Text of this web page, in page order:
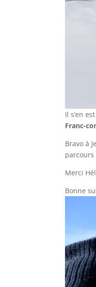
Il s’en
Franc-
Bravo à
parcours
Merci
Bonne